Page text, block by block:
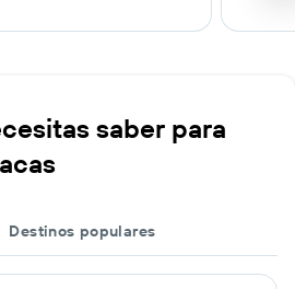
saber para
Destinos populares